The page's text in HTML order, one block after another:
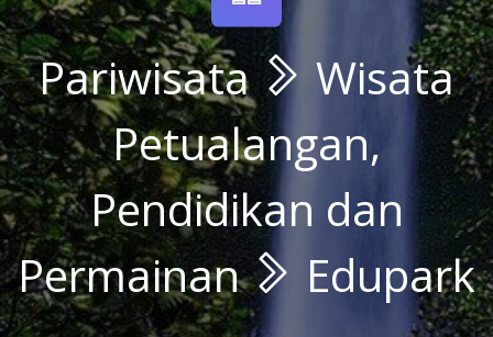
Pariwisata
Wisata
Petualangan,
Pendidikan dan
Permainan
Edupark